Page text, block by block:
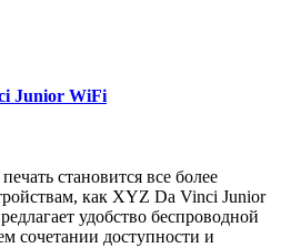
Junior WiFi
как XYZ Da Vinci Junior
удобство беспроводной
сочетании доступности и